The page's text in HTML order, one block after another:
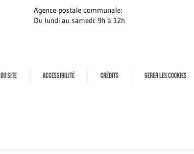
Agence postale communale:
Du lundi au samedi: 9h à 12h
SITE ACCESSIBILITÉ CRÉDITS GERER LES COOKIES